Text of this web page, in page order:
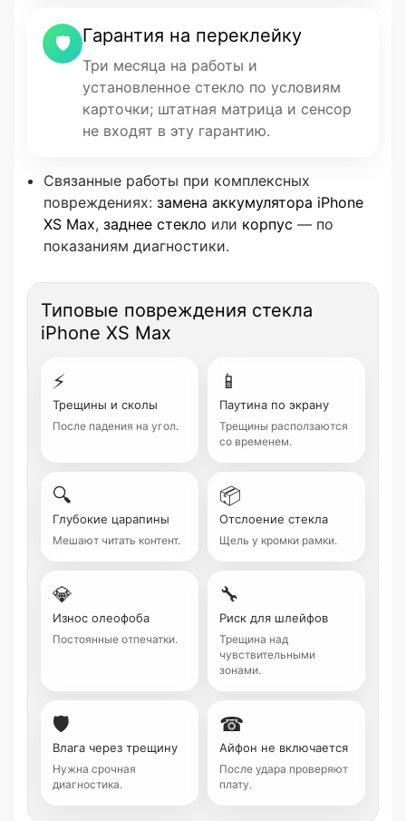
🛡 Гарантия на переклейку
Три месяца на работы и
установленное стекло по условиям
карточки; штатная матрица и сенсор
не входят в эту гарантию.
Связанные работы при комплексных
повреждениях: замена аккумулятора iPhone
XS Max, заднее стекло или корпус — по
показаниям диагностики.
Типовые повреждения стекла
iPhone XS Max
⚡
Трещины и сколы
После падения на угол.
📱
Паутина по экрану
Трещины расползаются
со временем.
🔍
Глубокие царапины
Мешают читать контент.
📦
Отслоение стекла
Щель у кромки рамки.
💎
Износ олеофоба
Постоянные отпечатки.
🔧
Риск для шлейфов
Трещина над
чувствительными
зонами.
🛡
Влага через трещину
Нужна срочная
диагностика.
☎
Айфон не включается
После удара проверяют
плату.